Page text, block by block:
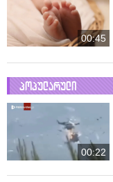
00:45
პოპულარული
00:22